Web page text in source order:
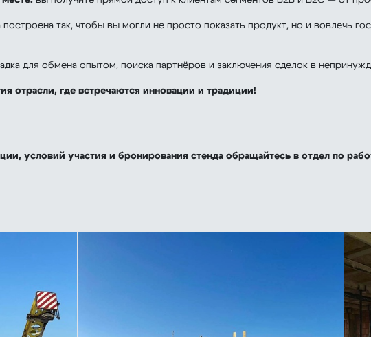
построена так, чтобы вы могли не просто показать продукт, но и вовлечь
для обмена опытом, поиска партнёров и заключения сделок в
отрасли, где встречаются инновации и традиции!
условий участия и бронирования стенда обращайтесь в отдел по